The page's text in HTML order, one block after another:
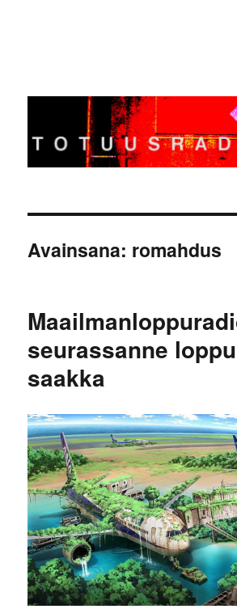
Avainsana: romahdus
seurassanne
saakka